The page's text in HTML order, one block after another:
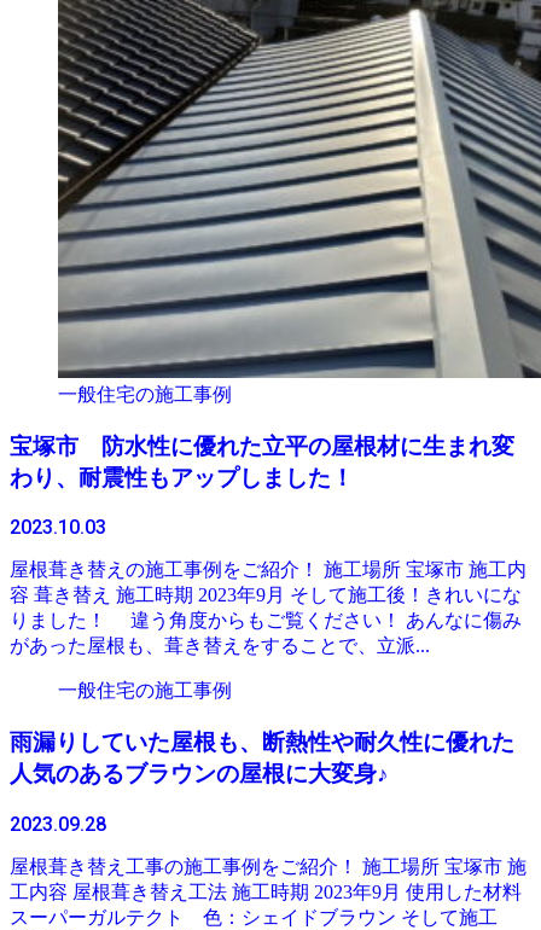
一般住宅の施工事例
宝塚市 防水性に優れた立平の屋根材に生まれ変
わり、耐震性もアップしました！
2023.10.03
屋根葺き替えの施工事例をご紹介！ 施工場所 宝塚市 施工内
容 葺き替え 施工時期 2023年9月 そして施工後！きれいにな
りました！ 違う角度からもご覧ください！ あんなに傷み
があった屋根も、葺き替えをすることで、立派...
一般住宅の施工事例
雨漏りしていた屋根も、断熱性や耐久性に優れた
人気のあるブラウンの屋根に大変身♪
2023.09.28
屋根葺き替え工事の施工事例をご紹介！ 施工場所 宝塚市 施
工内容 屋根葺き替え工法 施工時期 2023年9月 使用した材料
スーパーガルテクト 色：シェイドブラウン そして施工